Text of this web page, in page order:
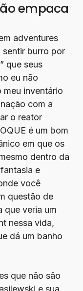
empaca
adventures
sentir burro por
que seus
eu não
meu inventário
com a
o reator
é um bom
em que os
dentro da
e
você
questão de
que veria um
nessa vida,
dá um banho
que não são